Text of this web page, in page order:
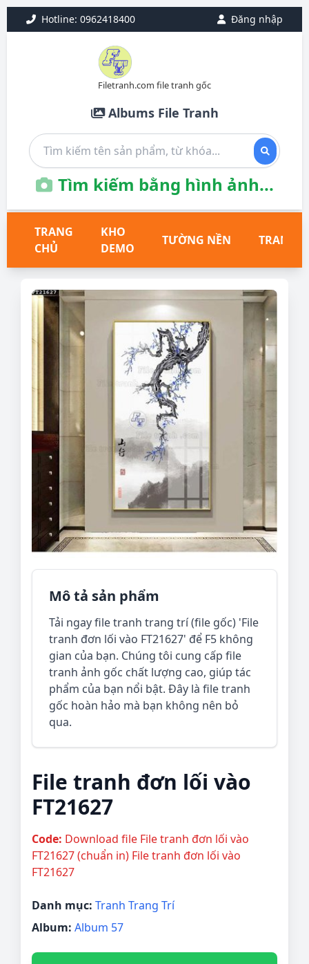
Hotline: 0962418400 Đăng nhập
Filetranh.com file tranh gốc
Albums File Tranh
Tìm kiếm bằng hình ảnh...
TRANG
CHỦ
KHO
DEMO
TƯỜNG NỀN TRANH
Mô tả sản phẩm
Tải ngay file tranh trang trí (file gốc) 'File
tranh đơn lối vào FT21627' để F5 không
gian của bạn. Chúng tôi cung cấp file
tranh ảnh gốc chất lượng cao, giúp tác
phẩm của bạn nổi bật. Đây là file tranh
gốc hoàn hảo mà bạn không nên bỏ
qua.
File tranh đơn lối vào
FT21627
Code: Download file File tranh đơn lối vào
FT21627 (chuẩn in) File tranh đơn lối vào
FT21627
Danh mục: Tranh Trang Trí
Album: Album 57